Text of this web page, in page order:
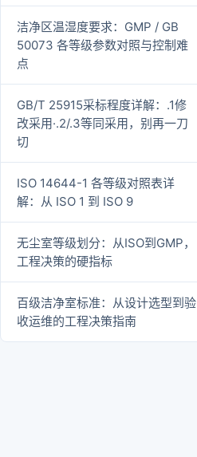
洁净区温湿度要求：GMP / GB
50073 各等级参数对照与控制难
点
GB/T 25915采标程度详解：.1修
改采用·.2/.3等同采用，别再一刀
切
ISO 14644-1 各等级对照表详
解：从 ISO 1 到 ISO 9
无尘室等级划分：从ISO到GMP，
工程决策的硬指标
百级洁净室标准：从设计选型到验
收运维的工程决策指南